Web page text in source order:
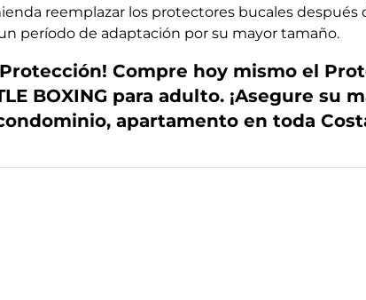
reemplazar los protectores bucales después
período de adaptación por su mayor tamaño.
Compre hoy mismo el
BOXING para adulto. ¡Asegure su
apartamento en toda